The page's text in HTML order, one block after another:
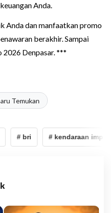
Anda.
Anda dan manfaatkan promo
berakhir. Sampai
2026 Denpasar. ***
Temukan
# bri # kendaraan impian